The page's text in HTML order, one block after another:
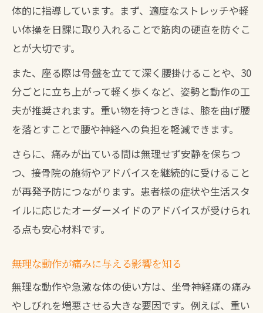
体的に指導しています。まず、適度なストレッチや軽
い体操を日課に取り入れることで筋肉の硬直を防ぐこ
とが大切です。
また、座る際は骨盤を立てて深く腰掛けることや、30
分ごとに立ち上がって軽く歩くなど、姿勢と動作の工
夫が推奨されます。重い物を持つときは、膝を曲げ腰
を落とすことで腰や神経への負担を軽減できます。
さらに、痛みが出ている間は無理せず安静を保ちつ
つ、接骨院の施術やアドバイスを継続的に受けること
が再発予防につながります。患者様の症状や生活スタ
イルに応じたオーダーメイドのアドバイスが受けられ
る点も安心材料です。
無理な動作が痛みに与える影響を知る
無理な動作や急激な体の使い方は、坐骨神経痛の痛み
やしびれを増悪させる大きな要因です。例えば、重い